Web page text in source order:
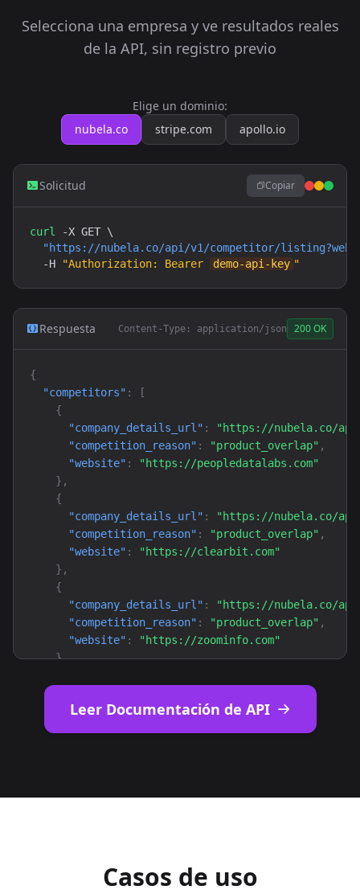
Selecciona una empresa y ve resultados reales
de la API, sin registro previo
Elige un dominio:
nubela.co
stripe.com apollo.io
Solicitud Copiar
curl
-X GET \
"https://nubela.co/api/v1/competitor/
  -H
"Authorization: Bearer demo-api-key "
Respuesta Content-Type: application/json 200 OK
{
"competitors" :
[
{
"company_details_url" :
"https://nubela.co/api/
"competition_reason" : "product_overlap" ,
"website" :
"https://peopledatalabs.com"
} ,
{
"company_details_url" :
"https://nubela.co/api/
"competition_reason" : "product_overlap" ,
"website" :
"https://clearbit.com"
} ,
{
"company_details_url" :
"https://nubela.co/api/
"competition_reason" : "product_overlap" ,
"website" :
"https://zoominfo.com"
},
"https://nubela.co/api/
"competition_reason": "product_overlap"
"competition_reason": "product_overlap",
"company_details_url": "https://nubela.co/api/
Leer Documentación de API
Casos de uso